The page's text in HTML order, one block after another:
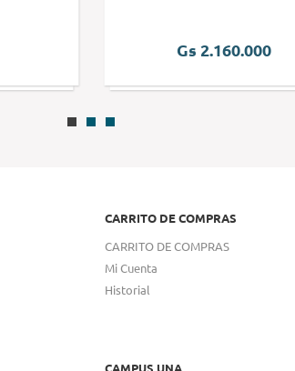
Gs 2.160.000
CARRITO DE COMPRAS
CARRITO DE COMPRAS
Mi Cuenta
Historial
CAMPUS UNA